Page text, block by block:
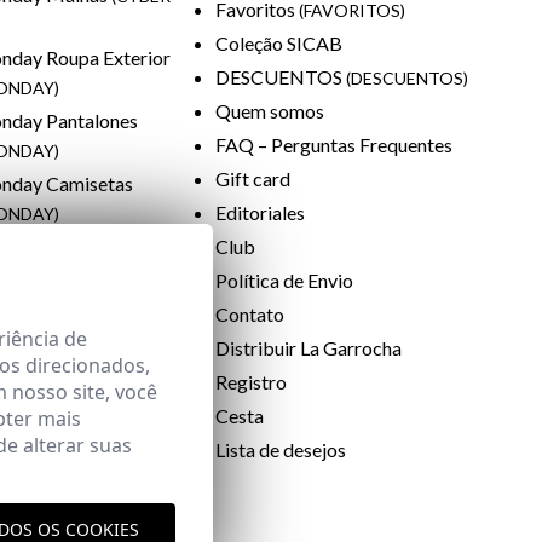
Roupa Exterior
Pantalones
Camisetas
(BLACK
Roupa Externa
Favoritos (FAVORITOS)
Coleção SICAB
DESCUENTOS (DESCUENTOS)
Quem somos
FAQ – Perguntas Frequentes
Gift card
Editoriales
Club
Política de Envio
Contato
Distribuir La Garrocha
Registro
Cesta
Lista de desejos
de
direcionados,
nosso site, você
mais
alterar suas
OS COOKIES